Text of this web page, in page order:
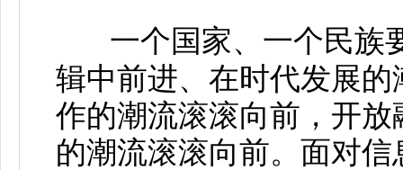
一个国家、一个民族
辑中前进、在时代发展
作的潮流滚滚向前，开
的潮流滚滚向前。面对